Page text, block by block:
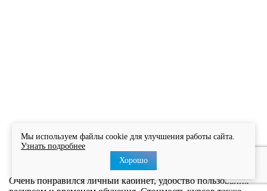
Очень понравился личный кабинет, удобство пользования
Мы используем файлы cookie для улучшения работы сайта.
Узнать подробнее
Хорошо